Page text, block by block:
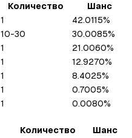
Количество
Шанс
1
42.0115%
10-30
30.0085%
1
21.0060%
1
12.9270%
1
8.4025%
1
0.7005%
1
0.0080%
Количество
Шанс